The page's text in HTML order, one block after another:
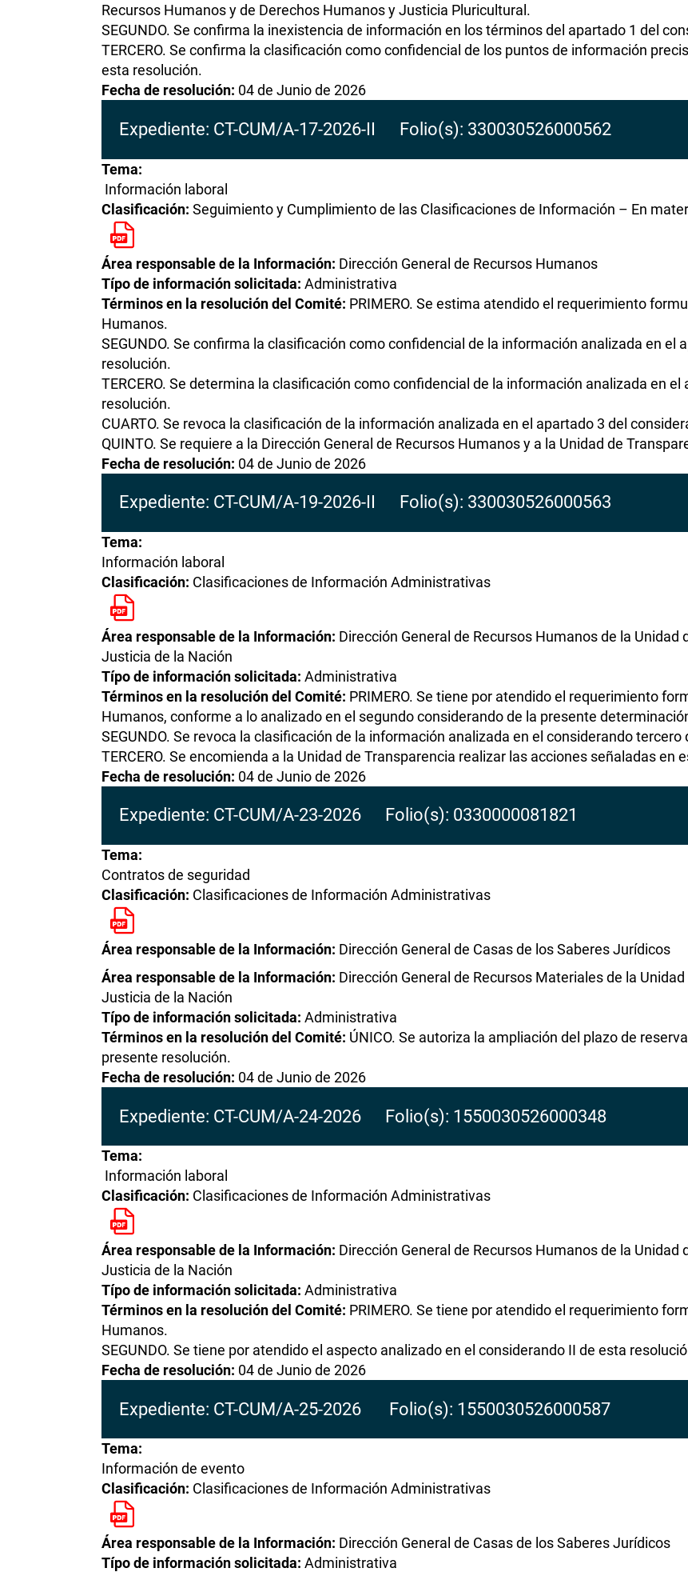
Recursos Humanos y de Derechos Humanos y Justicia Pluricultural.
SEGUNDO. Se confirma la inexistencia de información en los términos del apartado 1 del
TERCERO. Se confirma la clasificación como confidencial de los puntos de información
esta resolución.
Fecha de resolución: 04 de Junio de 2026
Expediente: CT-CUM/A-17-2026-II Folio(s): 330030526000562
Tema:
Información laboral
Clasificación: Seguimiento y Cumplimiento de las Clasificaciones de Información – En
Área responsable de la Información: Dirección General de Recursos Humanos
Típo de información solicitada: Administrativa
Términos en la resolución del Comité: PRIMERO. Se estima atendido el requerimiento
Humanos.
SEGUNDO. Se confirma la clasificación como confidencial de la información analizada en el
resolución.
TERCERO. Se determina la clasificación como confidencial de la información analizada en
resolución.
CUARTO. Se revoca la clasificación de la información analizada en el apartado 3 del
QUINTO. Se requiere a la Dirección General de Recursos Humanos y a la Unidad de
Fecha de resolución: 04 de Junio de 2026
Expediente: CT-CUM/A-19-2026-II Folio(s): 330030526000563
Tema:
Información laboral
Clasificación: Clasificaciones de Información Administrativas
Área responsable de la Información: Dirección General de Recursos Humanos de la
Justicia de la Nación
Típo de información solicitada: Administrativa
Términos en la resolución del Comité: PRIMERO. Se tiene por atendido el requerimiento
Humanos, conforme a lo analizado en el segundo considerando de la presente
SEGUNDO. Se revoca la clasificación de la información analizada en el considerando
TERCERO. Se encomienda a la Unidad de Transparencia realizar las acciones señaladas en
Fecha de resolución: 04 de Junio de 2026
Expediente: CT-CUM/A-23-2026 Folio(s): 0330000081821
Tema:
Contratos de seguridad
Clasificación: Clasificaciones de Información Administrativas
Área responsable de la Información: Dirección General de Casas de los Saberes Jurídicos
Área responsable de la Información: Dirección General de Recursos Materiales de la
Justicia de la Nación
Típo de información solicitada: Administrativa
Términos en la resolución del Comité: ÚNICO. Se autoriza la ampliación del plazo de
presente resolución.
Fecha de resolución: 04 de Junio de 2026
Expediente: CT-CUM/A-24-2026 Folio(s): 1550030526000348
Tema:
Información laboral
Clasificación: Clasificaciones de Información Administrativas
Área responsable de la Información: Dirección General de Recursos Humanos de la
Justicia de la Nación
Típo de información solicitada: Administrativa
Términos en la resolución del Comité: PRIMERO. Se tiene por atendido el requerimiento
Humanos.
SEGUNDO. Se tiene por atendido el aspecto analizado en el considerando II de esta
Fecha de resolución: 04 de Junio de 2026
Expediente: CT-CUM/A-25-2026 Folio(s): 1550030526000587
Tema:
Información de evento
Clasificación: Clasificaciones de Información Administrativas
Área responsable de la Información: Dirección General de Casas de los Saberes Jurídicos
Típo de información solicitada: Administrativa